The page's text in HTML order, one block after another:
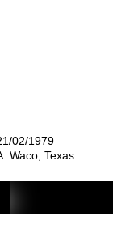
02/1979
Waco, Texas